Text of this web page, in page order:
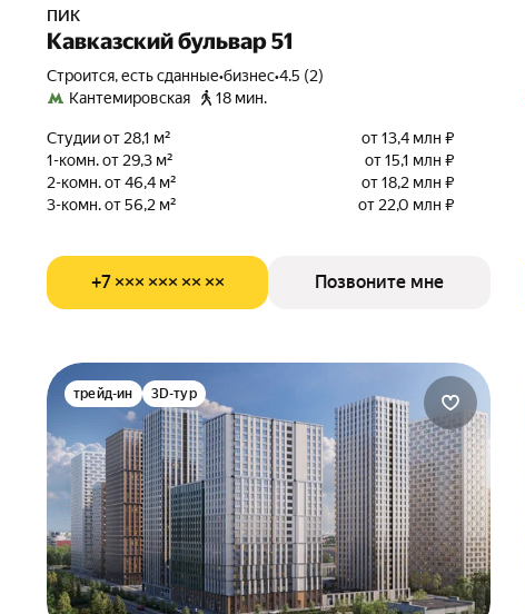
ПИК
Кавказский бульвар 51
Строится, есть сданные•бизнес•4.5 (2)
Кантемировская
18 мин.
Студии от 28,1 м²
от 13,4 млн ₽
1-комн. от 29,3 м²
от 15,1 млн ₽
2-комн. от 46,4 м²
от 18,2 млн ₽
3-комн. от 56,2 м²
от 22,0 млн ₽
+7 ××× ××× ×× ×× Позвоните мне
трейд-ин 3D-тур